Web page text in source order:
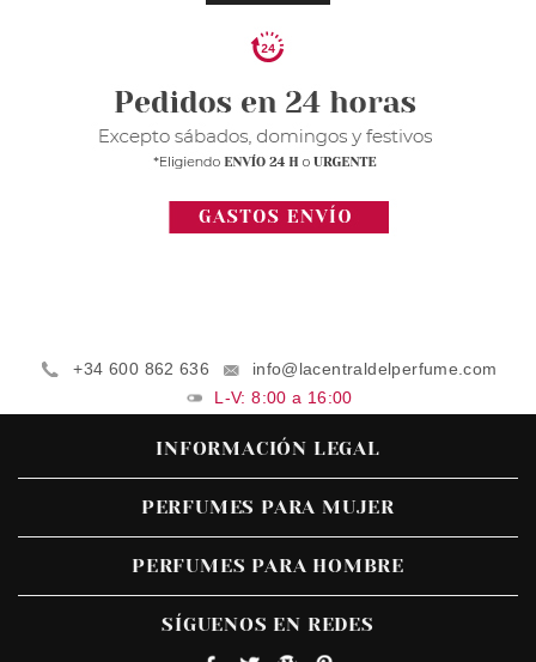
+34 600 862 636
info@lacentraldelperfume.com
L-V: 8:00 a 16:00
INFORMACIÓN LEGAL
PERFUMES PARA MUJER
PERFUMES PARA HOMBRE
SÍGUENOS EN REDES